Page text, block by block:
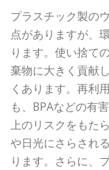
プラスチック製の
点がありますが、
ります。使い捨て
棄物に大きく貢献
くあります。再利
も、BPAなどの有
上のリスクをもた
や日光にさらされ
ります。さらに、